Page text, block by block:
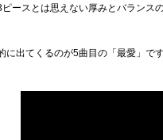
ースとは思えない厚みとバランス
に出てくるのが5曲目の「最愛」です